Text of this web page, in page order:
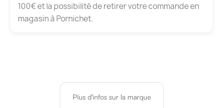
100€ et la possibilité de retirer votre commande en
magasin à Pornichet.
Plus d'infos sur la marque